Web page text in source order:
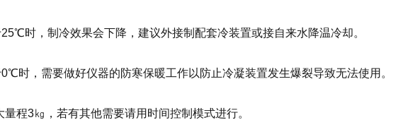
时，制冷效果会下降，建议外接制配套冷装置或接自来水降温冷却。
时，需要做好仪器的防寒保暖工作以防止冷凝装置发生爆裂导致无法使用。
程3㎏，若有其他需要请用时间控制模式进行。